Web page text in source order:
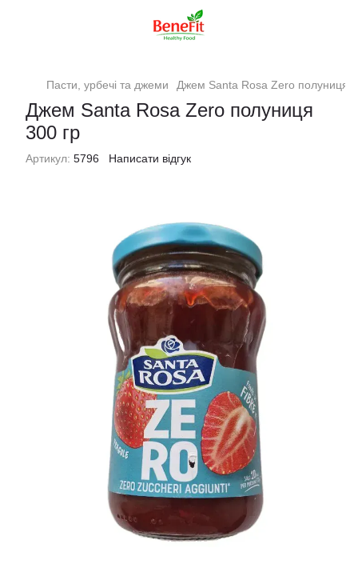
Пасти, урбечі та джеми Джем Santa Rosa Zero полуниця
Джем Santa Rosa Zero полуниця
300 гр
Артикул: 5796 Написати відгук